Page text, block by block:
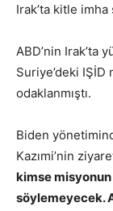
Irak’ta kitle imha
ABD’nin Irak’ta
Suriye’deki IŞİD
odaklanmıştı.
Biden
Kazımi’nin
kimse
söylemeyecek.